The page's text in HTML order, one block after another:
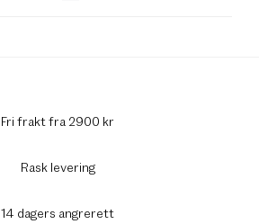
Fri frakt fra 2900 kr
Rask levering
14 dagers angrerett